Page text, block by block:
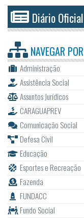
Diário Oficial
NAVEGAR POR
Administração
Assistência Social
Assuntos Jurídicos
CARAGUAPREV
Comunicação Social
Defesa Civil
Educação
Esportes e Recreação
Fazenda
FUNDACC
Fundo Social